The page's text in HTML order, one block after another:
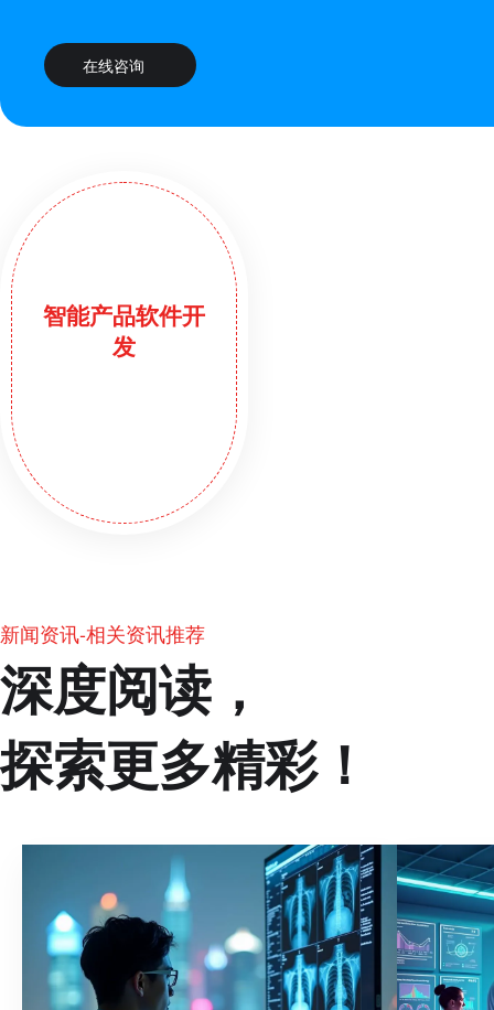
在线咨询
智能产品软件开
发
新闻资讯-相关资讯推荐
深度阅读，
探索更多精彩！